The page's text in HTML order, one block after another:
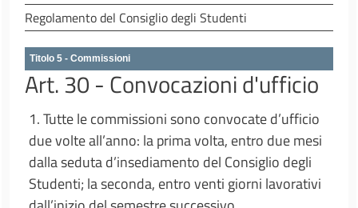
Regolamento del Consiglio degli Studenti
Titolo 5 - Commissioni
Art. 30 - Convocazioni d'ufficio
1. Tutte le commissioni sono convocate d’ufficio
due volte all’anno: la prima volta, entro due mesi
dalla seduta d’insediamento del Consiglio degli
Studenti; la seconda, entro venti giorni lavorativi